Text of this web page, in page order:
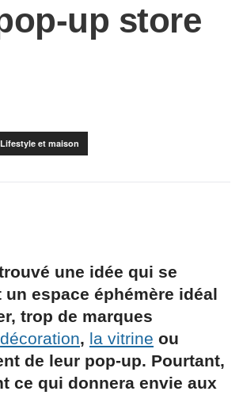
up store
Lifestyle et maison
une idée qui se
un espace éphémère idéal
trop de marques
décoration, la vitrine ou
de leur pop-up. Pourtant,
ce qui donnera envie aux